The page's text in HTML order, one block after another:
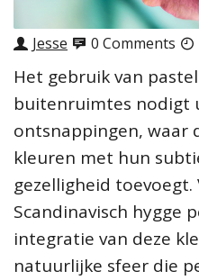
Jesse 0 Comments
Het gebruik van
buitenruimtes nodigt
ontsnappingen, waar
kleuren met hun
gezelligheid toevoegt.
Scandinavisch hygge
integratie van deze
natuurlijke sfeer die